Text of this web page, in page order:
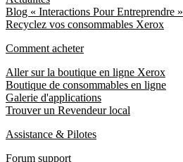
Blog « Interactions Pour Entreprendre »
Recyclez vos consommables Xerox
Comment acheter
Aller sur la boutique en ligne Xerox
Boutique de consommables en ligne
Galerie d'applications
Trouver un Revendeur local
Assistance & Pilotes
Forum support